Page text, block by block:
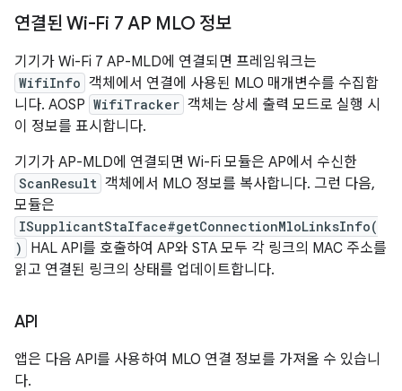
연결된 Wi-Fi 7 AP MLO 정보
기기가 Wi-Fi 7 AP-MLD에 연결되면 프레임워크는
WifiInfo 객체에서 연결에 사용된 MLO 매개변수를 수집합
니다. AOSP WifiTracker 객체는 상세 출력 모드로 실행 시
이 정보를 표시합니다.
기기가 AP-MLD에 연결되면 Wi-Fi 모듈은 AP에서 수신한
ScanResult 객체에서 MLO 정보를 복사합니다. 그런 다음,
모듈은
ISupplicantStaIface#getConnectionMloLinksInfo(
)
HAL API를 호출하여 AP와 STA 모두 각 링크의 MAC 주소를
읽고 연결된 링크의 상태를 업데이트합니다.
API
앱은 다음 API를 사용하여 MLO 연결 정보를 가져올 수 있습니
다.